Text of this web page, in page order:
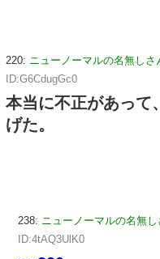
220: ニューノーマルの名無しさ
ID:G6CdugGc0
本当に不正があって
げた。
238: ニューノーマルの名無し
ID:4tAQ3UlK0